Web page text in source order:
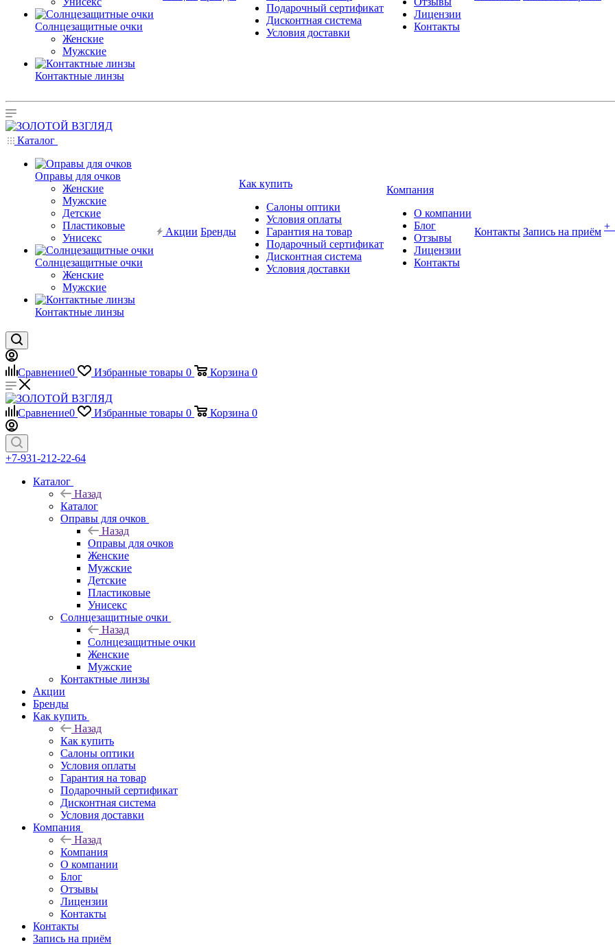
Солнцезащитные очки
Женские
Мужские
Контактные линзы
Подарочный сертификат
Дисконтная система
Условия доставки
Лицензии
Контакты
Каталог
Оправы для очков
Женские
Мужские
Детские
Пластиковые
Унисекс
Солнцезащитные очки
Женские
Мужские
Контактные линзы
Акции Бренды
Как купить
Салоны оптики
Условия оплаты
Гарантия на товар
Подарочный сертификат
Дисконтная система
Условия доставки
Компания
О компании
Блог
Отзывы
Лицензии
Контакты
Контакты Запись на приём +
Сравнение0 Избранные товары 0 Корзина 0
Сравнение0 Избранные товары 0 Корзина 0
+7-931-212-22-64
Каталог
Назад
Каталог
Оправы для очков
Назад
Оправы для очков
Женские
Мужские
Детские
Пластиковые
Унисекс
Солнцезащитные очки
Назад
Солнцезащитные очки
Женские
Мужские
Контактные линзы
Акции
Бренды
Как купить
Назад
Как купить
Салоны оптики
Условия оплаты
Гарантия на товар
Подарочный сертификат
Дисконтная система
Условия доставки
Компания
Назад
Компания
О компании
Блог
Отзывы
Лицензии
Контакты
Контакты
Запись на приём